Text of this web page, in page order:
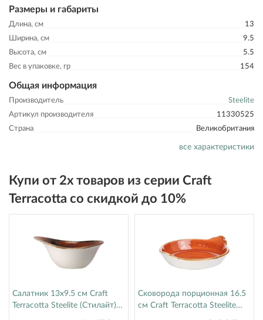
Размеры и габариты
Длина, см
13
Ширина, см
9.5
Высота, см
5.5
Вес в упаковке, гр
154
Общая информация
Производитель
Steelite
Артикул производителя
11330525
Страна
Великобритания
все характеристики
Купи от 2х товаров из серии Craft
Terracotta со скидкой до 10%
Салатник 13х9.5 см Craft
Terracotta Steelite (Стилайт)
Сковорода порционная 16.5
см Craft Terracotta Steelite